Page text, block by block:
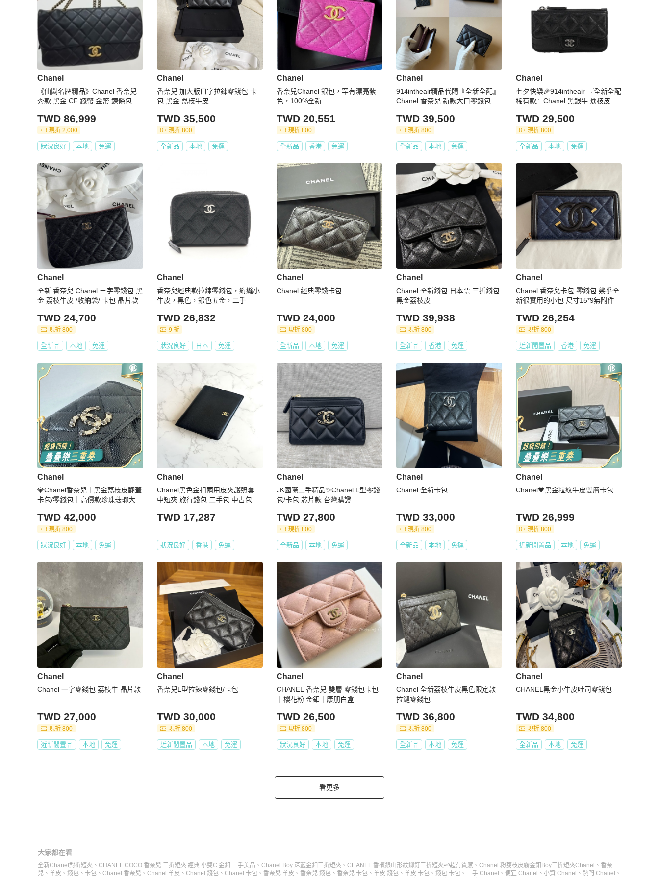
Chanel
《仙闆名牌精品》Chanel 香奈兒
秀款 黑金 CF 錢幣 金幣 鍊條包 斜
TWD 86,999
現折 2,000
狀況良好 本地 免運
Chanel
香奈兒 加大版ㄇ字拉鍊零錢包 卡
包 黑金 荔枝牛皮
TWD 35,500
現折 800
全新品 本地 免運
Chanel
香奈兒Chanel 銀包，罕有漂亮紫
色，100%全新
TWD 20,551
現折 800
全新品 香港 免運
Chanel
914intheair精品代購『全新全配』
Chanel 香奈兒 新款大ㄇ零錢包 黑
TWD 39,500
現折 800
全新品 本地 免運
Chanel
七夕快樂🎉914intheair 『全新全配
稀有款』Chanel 黑銀牛 荔枝皮 一
TWD 29,500
現折 800
全新品 本地 免運
Chanel
全新 香奈兒 Chanel ㄧ字零錢包 黑
金 荔枝牛皮 /收納袋/ 卡包 晶片款
TWD 24,700
現折 800
全新品 本地 免運
Chanel
香奈兒經典款拉鍊零錢包，絎縫小
牛皮，黑色，銀色五金，二手
TWD 26,832
9 折
狀況良好 日本 免運
Chanel
Chanel 經典零錢卡包
TWD 24,000
現折 800
全新品 本地 免運
Chanel
Chanel 全新錢包 日本票 三折錢包
黑金荔枝皮
TWD 39,938
現折 800
全新品 香港 免運
Chanel
Chanel 香奈兒卡包 零錢包 幾乎全
新很實用的小包 尺寸15*9無附件
TWD 26,254
現折 800
近新閒置品 香港 免運
Chanel
💎Chanel香奈兒｜黑金荔枝皮翻蓋
卡包/零錢包｜高價款珍珠琺瑯大雙
TWD 42,000
現折 800
狀況良好 本地 免運
Chanel
Chanel黑色金扣兩用皮夾護照套
中短夾 旅行錢包 二手包 中古包
TWD 17,287
狀況良好 香港 免運
Chanel
JK國際二手精品✨Chanel L型零錢
包/卡包 芯片款 台灣購證
TWD 27,800
現折 800
全新品 本地 免運
Chanel
Chanel 全新卡包
TWD 33,000
現折 800
全新品 本地 免運
Chanel
Chanel🖤黑金粒紋牛皮雙層卡包
TWD 26,999
現折 800
近新閒置品 本地 免運
Chanel
Chanel 一字零錢包 荔枝牛 晶片款
TWD 27,000
現折 800
近新閒置品 本地 免運
Chanel
香奈兒L型拉鍊零錢包/卡包
TWD 30,000
現折 800
近新閒置品 本地 免運
Chanel
CHANEL 香奈兒 雙層 零錢包卡包
｜櫻花粉 金釦｜康朋白盒
TWD 26,500
現折 800
狀況良好 本地 免運
Chanel
Chanel 全新荔枝牛皮黑色限定款
拉鏈零錢包
TWD 36,800
現折 800
全新品 本地 免運
Chanel
CHANEL黑金小牛皮吐司零錢包
TWD 34,800
現折 800
全新品 本地 免運
看更多
大家都在看
全新Chanel對折短夾 、 CHANEL COCO 香奈兒 三折短夾 經典 小雙C 金釦 二手美品 、 Chanel Boy 深藍金釦三折短夾 、 CHANEL 香檳銀山形紋鉚釘三折短夾🗝️超有質感 、 Chanel 粉荔枝皮霧金釦Boy三折短夾Chanel 、 香奈
兒 、 羊皮 、 錢包 、 卡包 、 Chanel 香奈兒 、 Chanel 羊皮 、 Chanel 錢包 、 Chanel 卡包 、 香奈兒 羊皮 、 香奈兒 錢包 、 香奈兒 卡包 、 羊皮 錢包 、 羊皮 卡包 、 錢包 卡包 、 二手 Chanel 、 便宜 Chanel 、 小資 Chanel 、 熱門 Chanel 、